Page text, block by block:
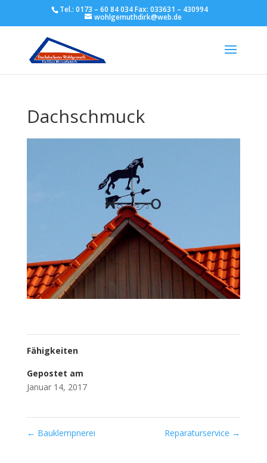
Tel.: 0173 – 60 84 034 Fax: 033631 – 430994
wohlgemuthdirk@web.de
Dachschmuck
Fähigkeiten
Gepostet am
Januar 14, 2017
← Bauklempnerei Reparaturservice →